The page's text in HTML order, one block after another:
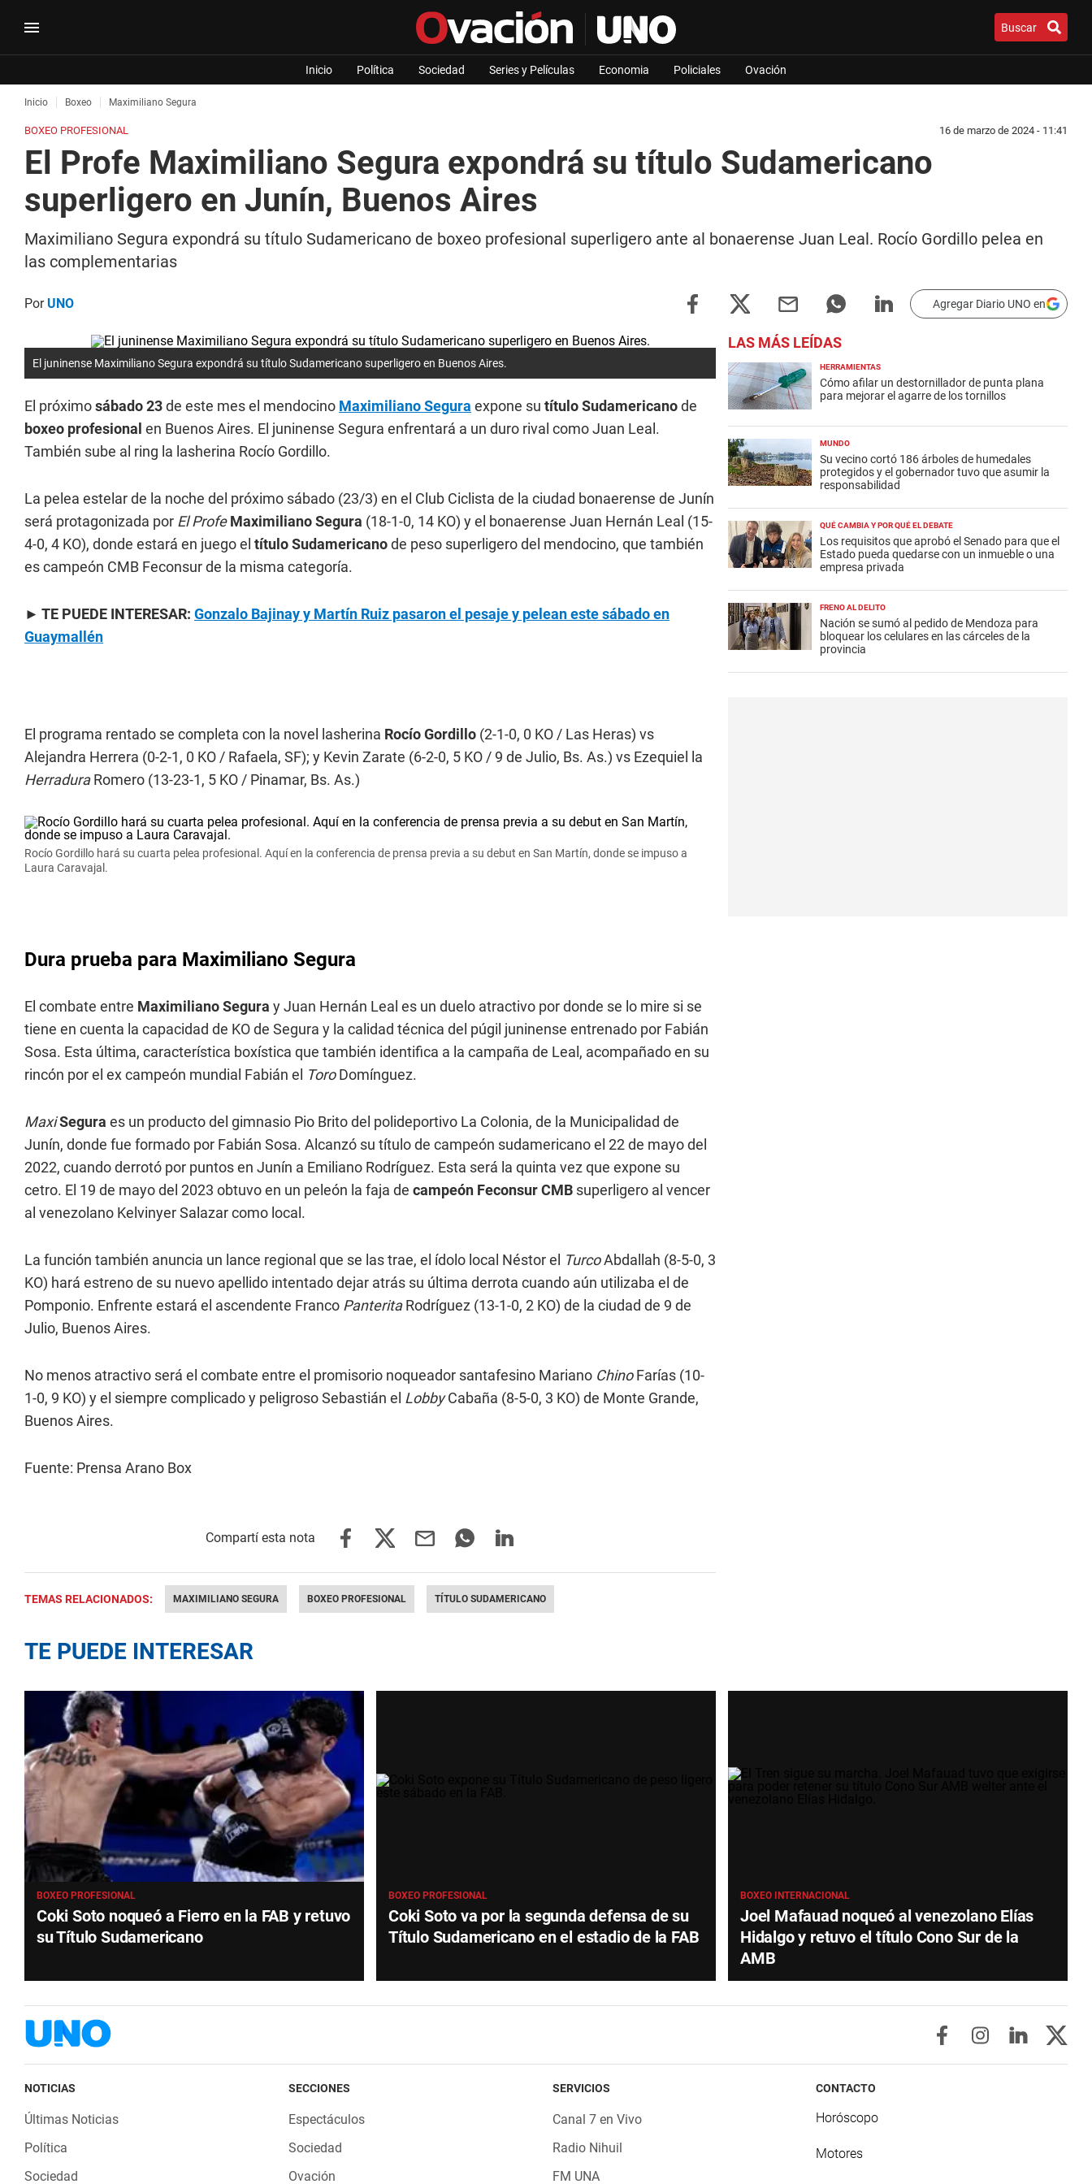
Buscar
Inicio Política Sociedad Series y Películas Economia Policiales Ovación
Inicio Boxeo Maximiliano Segura
BOXEO PROFESIONAL 16 de marzo de 2024 - 11:41
El Profe Maximiliano Segura expondrá su título Sudamericano
superligero en Junín, Buenos Aires
Maximiliano Segura expondrá su título Sudamericano de boxeo profesional superligero ante al bonaerense Juan Leal. Rocío Gordillo pelea en
las complementarias
PorUNO Agregar Diario UNO en
El juninense Maximiliano Segura expondrá su título Sudamericano superligero en Buenos Aires.
El próximosábado 23de este mes el mendocino Maximiliano Segura expone su título Sudamericanode
boxeo profesional en Buenos Aires. El juninense Segura enfrentará a un duro rival como Juan Leal.
También sube al ring la lasherina Rocío Gordillo.
La pelea estelar de la noche del próximo sábado (23/3) en el Club Ciclista de la ciudad bonaerense de Junín
será protagonizada por El Profe Maximiliano Segura (18-1-0, 14 KO) y el bonaerense Juan Hernán Leal (15-
4-0, 4 KO), donde estará en juego el título Sudamericanode peso superligero del mendocino, que también
es campeón CMB Feconsur de la misma categoría.
► TE PUEDE INTERESAR: Gonzalo Bajinay y Martín Ruiz pasaron el pesaje y pelean este sábado en
Guaymallén
El programa rentado se completa con la novel lasherina Rocío Gordillo (2-1-0, 0 KO / Las Heras) vs
Alejandra Herrera (0-2-1, 0 KO / Rafaela, SF); y Kevin Zarate (6-2-0, 5 KO / 9 de Julio, Bs. As.) vs Ezequiel la
HerraduraRomero (13-23-1, 5 KO / Pinamar, Bs. As.)
Rocío Gordillo hará su cuarta pelea profesional. Aquí en la conferencia de prensa previa a su debut en San Martín, donde se impuso a
Laura Caravajal.
Dura prueba para Maximiliano Segura
El combate entre Maximiliano Segura y Juan Hernán Leal es un duelo atractivo por donde se lo mire si se
tiene en cuenta la capacidad de KO de Segura y la calidad técnica del púgil juninense entrenado por Fabián
Sosa. Esta última, característica boxística que también identifica a la campaña de Leal, acompañado en su
rincón por el ex campeón mundial Fabián el ToroDomínguez.
MaxiSegura es un producto del gimnasio Pio Brito del polideportivo La Colonia, de la Municipalidad de
Junín, donde fue formado por Fabián Sosa. Alcanzó su título de campeón sudamericano el 22 de mayo del
2022, cuando derrotó por puntos en Junín a Emiliano Rodríguez. Esta será la quinta vez que expone su
cetro. El 19 de mayo del 2023 obtuvo en un peleón la faja de campeón Feconsur CMB superligero al vencer
al venezolano Kelvinyer Salazar como local.
La función también anuncia un lance regional que se las trae, el ídolo local Néstor el TurcoAbdallah (8-5-0, 3
KO) hará estreno de su nuevo apellido intentado dejar atrás su última derrota cuando aún utilizaba el de
Pomponio. Enfrente estará el ascendente Franco PanteritaRodríguez (13-1-0, 2 KO) de la ciudad de 9 de
Julio, Buenos Aires.
No menos atractivo será el combate entre el promisorio noqueador santafesino Mariano ChinoFarías (10-
1-0, 9 KO) y el siempre complicado y peligroso Sebastián el LobbyCabaña (8-5-0, 3 KO) de Monte Grande,
Buenos Aires.
Fuente: Prensa Arano Box
TEMAS RELACIONADOS: MAXIMILIANO SEGURA BOXEO PROFESIONAL TÍTULO SUDAMERICANO
LAS MÁS LEÍDAS
HERRAMIENTAS
Cómo afilar un destornillador de punta plana
para mejorar el agarre de los tornillos
MUNDO
Su vecino cortó 186 árboles de humedales
protegidos y el gobernador tuvo que asumir la
responsabilidad
QUÉ CAMBIA Y POR QUÉ EL DEBATE
Los requisitos que aprobó el Senado para que el
Estado pueda quedarse con un inmueble o una
empresa privada
FRENO AL DELITO
Nación se sumó al pedido de Mendoza para
bloquear los celulares en las cárceles de la
provincia
TE PUEDE INTERESAR
BOXEO PROFESIONAL
Coki Soto noqueó a Fierro en la FAB y retuvo
su Título Sudamericano
BOXEO PROFESIONAL
Coki Soto va por la segunda defensa de su
Título Sudamericano en el estadio de la FAB
BOXEO INTERNACIONAL
Joel Mafauad noqueó al venezolano Elías
Hidalgo y retuvo el título Cono Sur de la
AMB
NOTICIAS
Últimas Noticias
Política
Sociedad
SECCIONES
Espectáculos
Sociedad
Ovación
SERVICIOS
Canal 7 en Vivo
Radio Nihuil
FM UNA
CONTACTO
Horóscopo
Motores